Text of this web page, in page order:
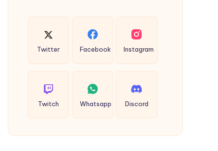
Twitter Facebook Instagram
Twitch Whatsapp Discord